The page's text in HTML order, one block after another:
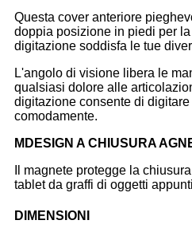
Questa cover anteriore
doppia posizione in piedi per
digitazione soddisfa le tue
L'angolo di visione libera le
qualsiasi dolore alle
digitazione consente di
comodamente.
M DESIGN A CHIUSURA
Il magnete protegge la
tablet da graffi di oggetti
DIMENSIONI